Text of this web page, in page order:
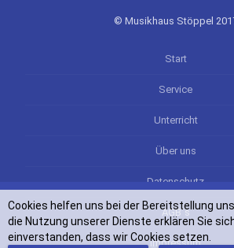
© Musikhaus Stöppel
Start
Service
Unterricht
Über uns
Datenschutz
AGB`s
Impressum
Cookies helfen uns bei der Bereitstellung
die Nutzung unserer Dienste erklären Sie
einverstanden, dass wir Cookies setzen.